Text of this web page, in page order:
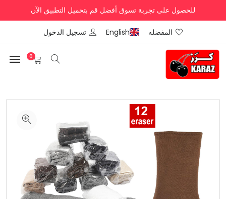
للحصول على تجربة تسوق أفضل قم بتحميل التطبيق الآن
المفضله English تسجيل الدخول
0